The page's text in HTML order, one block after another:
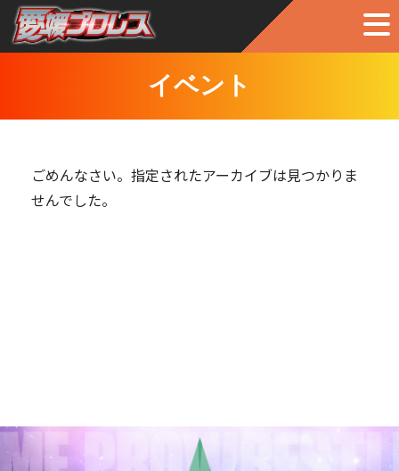
イベント
ごめんなさい。指定されたアーカイブは見つかりま
せんでした。